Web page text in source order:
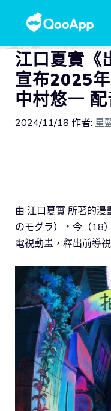
江口夏實《
宣布2025
中村悠一 配
2024/11/18 作者: 星
由 江口夏實 所著的漫
のモグラ），今（18
電視動畫，釋出前導